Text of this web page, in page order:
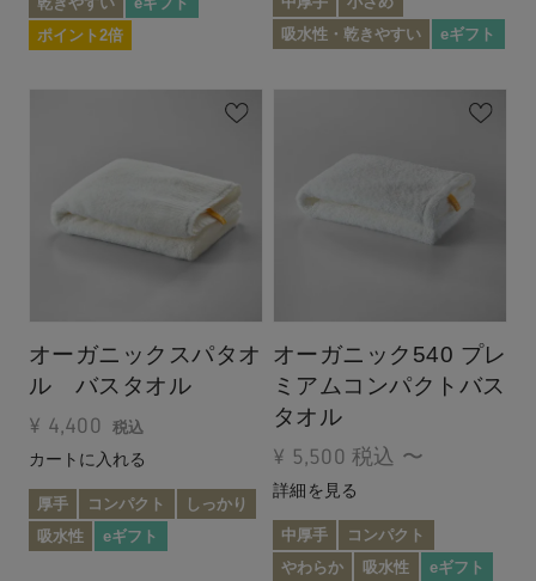
ポイント2倍
吸水性・乾きやすい
eギフト
オーガニックスパタオ
ル バスタオル
¥ 4,400 税込
カートに入れる
厚手 コンパクト
しっかり
吸水性
eギフト
オーガニック540 プレ
ミアムコンパクトバス
タオル
¥ 5,500 税込 〜
詳細を見る
中厚手
コンパクト
やわらか
吸水性 eギフト